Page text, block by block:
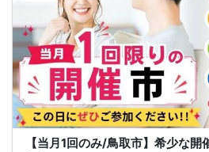
【当月1回のみ/鳥取市】希少な開